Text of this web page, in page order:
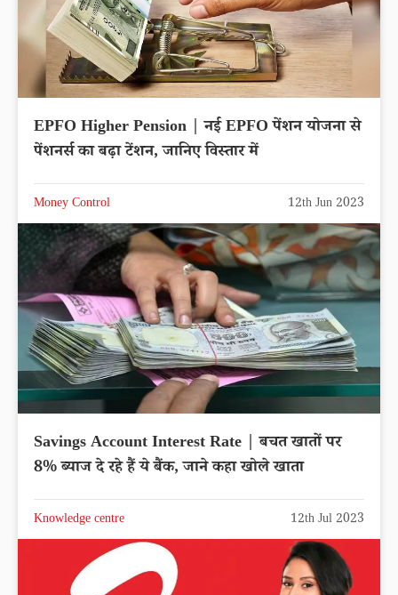
EPFO Higher Pension | नई EPFO पेंशन योजना से
पेंशनर्स का बढ़ा टेंशन, जानिए विस्तार में
Money Control 12th Jun 2023
Savings Account Interest Rate | बचत खातों पर
8% ब्याज दे रहे हैं ये बैंक, जाने कहा खोले खाता
Knowledge centre 12th Jul 2023